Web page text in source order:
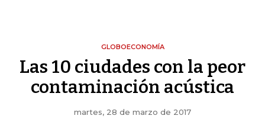
GLOBOECONOMÍA
Las 10 ciudades con la peor
contaminación acústica
martes, 28 de marzo de 2017